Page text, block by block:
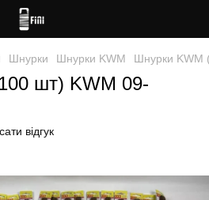
Шнурки Шнурки KWM Шнурки KWM
шт) KWM 09-
відгук